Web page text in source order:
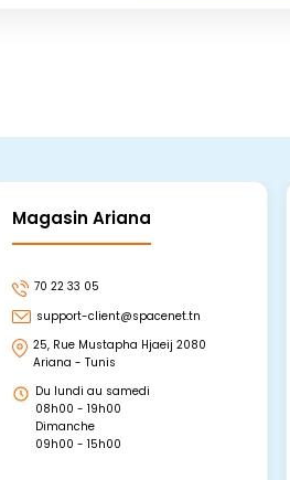
Magasin Ariana
70 22 33 05
support-client@spacenet.tn
25, Rue Mustapha Hjaeij 2080
Ariana - Tunis
Du lundi au samedi
08h00 - 19h00
Dimanche
09h00 - 15h00